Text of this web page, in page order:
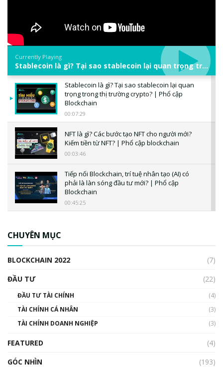
Currently Playing
Stablecoin là gì? Tại sao stablecoin lại quan trọng trong thị trường crypto? | Phổ cập Blockchain
Stablecoin là gì? Tại sao stablecoin lại quan
trọng trong thị trường crypto? | Phổ cập
Blockchain
00:07:29
NFT là gì? Các bước tạo NFT cho người mới?
Kiếm tiền từ NFT? | Phổ cập blockchain
00:03:46
Tiếp nối Blockchain, trí tuệ nhân tạo (AI) có
phải là làn sóng đầu tư mới? | Phổ cập
Blockchain
00:45:25
00:02:14
Nhìn lại năm 2022: Những sự kiện ảnh hưởng
đến hệ sinh thái tiền mã hoá | Phổ cập
CHUYÊN MỤC
BLOCKCHAIN 2022
(7)
ĐẦU TƯ
(22)
ĐẦU TƯ TÀI CHÍNH
(4)
TÀI CHÍNH CÁ NHÂN
(3)
TÀI CHÍNH DOANH NGHIỆP
(3)
FEATURED
(4)
GÓC NHÌN
(193)